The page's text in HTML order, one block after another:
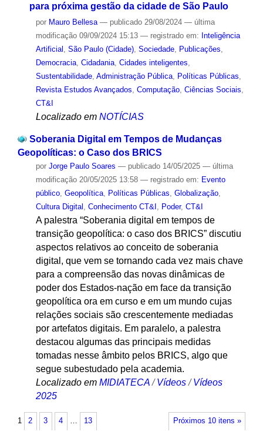
para próxima gestão da cidade de São Paulo
por Mauro Bellesa — publicado29/08/2024 — última
modificação09/09/2024 15:13 — registrado em: Inteligência
Artificial São Paulo (Cidade), Sociedade, Publicações
Democracia, Cidadania, Cidades inteligentes
Sustentabilidade, Administração Pública, Políticas Públicas
Revista Estudos Avançados Computação, Ciências Sociais
CT&I
Localizado em NOTÍCIAS
Soberania Digital em Tempos de Mudanças
Geopolíticas: o Caso dos BRICS
por Jorge Paulo Soares — publicado14/05/2025 — última
modificação20/05/2025 13:58 — registrado em: Evento
público, Geopolítica, Políticas Públicas, Globalização,
Cultura Digital , Conhecimento CT&I , Poder, CT&I
A palestra “Soberania digital em tempos de
transição geopolítica: o caso dos BRICS” discutiu
aspectos relativos ao conceito de soberania
digital, que vem se tornando cada vez mais chave
para a compreensão das novas dinâmicas de
poder dos Estados-nação em face da transição
geopolítica ora em curso e em um mundo cujas
relações sociais são crescentemente mediadas
por artefatos digitais. Em paralelo, a palestra
destacou algumas das principais medidas
tomadas nesse âmbito pelos BRICS, algo que
segue subestudado pela academia.
Localizado em MIDIATECA /Vídeos /Vídeos
2025
Próximos 10 itens »
1 2 3 4 … 13